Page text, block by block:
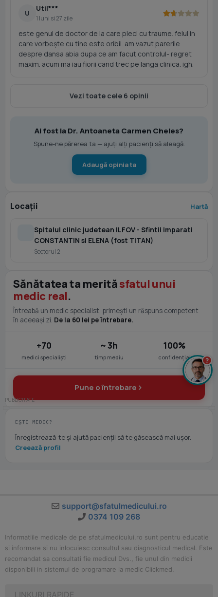
U
Util***
1 luni si 27 zile
este genul de doctor de la care pleci cu traume. felul in
care vorbește cu tine este oribil. am vazut parerile
despre dansa abia dupa ce am facut controlul- regret
maxim. acum ma iau fiorii cand trec pe langa clinica. igh.
Vezi toate cele 6 opinii
Ai fost la Dr. Antoaneta Carmen Cheles?
Spune-ne părerea ta — ajuți alți pacienți să aleagă.
Adaugă opinia ta
Locații Hartă
Spitalul clinic judetean ILFOV - Sfintii imparati
CONSTANTIN si ELENA (fost TITAN)
Sectorul 2
Sănătatea ta merităsfatul unui
medic real.
Întreabă un medic specialist, primești un răspuns competent
în aceeași zi. De la 60 lei pe întrebare.
+70
medici specialiști
~ 3h
timp mediu
100%
confidențial
Pune o întrebare
EȘTI MEDIC?
Înregistrează-te și ajută pacienții să te găsească mai ușor.
Creează profil
support@sfatulmedicului.ro
0374 109 268
Informatiile medicale de pe sfatulmedicului.ro sunt pentru educatie
si informare si nu inlocuiesc consultul sau diagnosticul medical. Este
recomandat sa consultati fie medicul Dvs., fie unul din medicii
disponibili in sistemul de programare la medic Clickmed.
LINKURI RAPIDE
?